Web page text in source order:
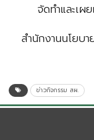
จัดทำและเผ
สำนักงานนโยบ
ข่าวกิจกรรม สผ.